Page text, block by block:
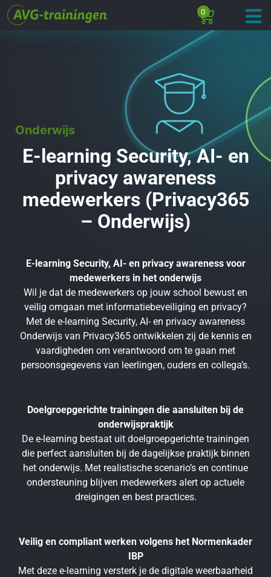
0
Onderwijs
E-learning Security, AI- en
privacy awareness
medewerkers (Privacy365
– Onderwijs)
E-learning Security, AI- en privacy awareness voor
medewerkers in het onderwijs
Wil je dat de medewerkers op jouw school bewust en
veilig omgaan met informatiebeveiliging en privacy?
Met de e-learning Security, AI- en privacy awareness
Onderwijs van Privacy365 ontwikkelen zij de kennis en
vaardigheden om verantwoord om te gaan met
persoonsgegevens van leerlingen, ouders en collega’s.
Doelgroepgerichte trainingen die aansluiten bij de
onderwijspraktijk
De e-learning bestaat uit doelgroepgerichte trainingen
die perfect aansluiten bij de dagelijkse praktijk binnen
het onderwijs. Met realistische scenario’s en continue
ondersteuning blijven medewerkers alert op actuele
dreigingen en best practices.
Veilig en compliant werken volgens het Normenkader
IBP
Met deze e-learning versterk je de digitale weerbaarheid